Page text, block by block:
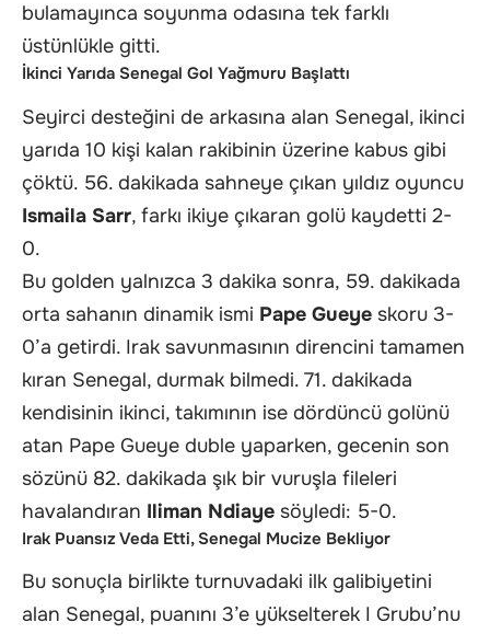
bulamayınca soyunma odasına tek farklı
üstünlükle gitti.
İkinci Yarıda Senegal Gol Yağmuru Başlattı
Seyirci desteğini de arkasına alan Senegal, ikinci
yarıda 10 kişi kalan rakibinin üzerine kabus gibi
çöktü. 56. dakikada sahneye çıkan yıldız oyuncu
Ismaila Sarr, farkı ikiye çıkaran golü kaydetti 2-
0.
Bu golden yalnızca 3 dakika sonra, 59. dakikada
orta sahanın dinamik ismi Pape Gueye skoru 3-
0’a getirdi. Irak savunmasının direncini tamamen
kıran Senegal, durmak bilmedi. 71. dakikada
kendisinin ikinci, takımının ise dördüncü golünü
atan Pape Gueye duble yaparken, gecenin son
sözünü 82. dakikada şık bir vuruşla fileleri
havalandıran Iliman Ndiaye söyledi: 5-0.
Irak Puansız Veda Etti, Senegal Mucize Bekliyor
Bu sonuçla birlikte turnuvadaki ilk galibiyetini
alan Senegal, puanını 3’e yükselterek I Grubu’nu